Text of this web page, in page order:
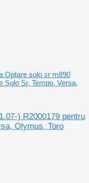
Optare solo sr m890
Solo Sr, Tempo, Versa,
) R2000179 pentru
Olymus, Toro